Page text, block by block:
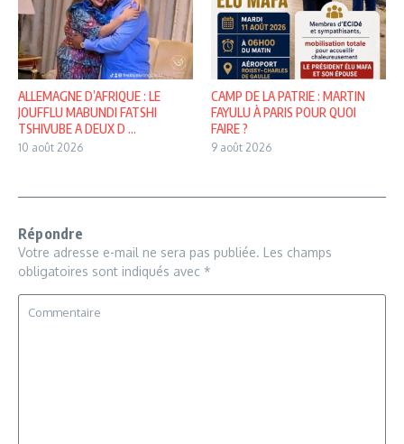
ALLEMAGNE D’AFRIQUE : LE
JOUFFLU MABUNDI FATSHI
TSHIVUBE A DEUX D ...
10 août 2026
CAMP DE LA PATRIE : MARTIN
FAYULU À PARIS POUR QUOI
FAIRE ?
9 août 2026
Répondre
Votre adresse e-mail ne sera pas publiée. Les champs
obligatoires sont indiqués avec *